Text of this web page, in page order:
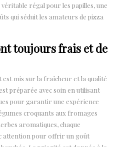
véritable régal pour les papilles, une
qui séduit les amateurs de pizza
toujours frais et de
est mis sur la fraîcheur et la qualité
préparée avec soin en utilisant
pour garantir une expérience
croquants aux fromages
aromatiques, chaque
attention pour offrir un goût